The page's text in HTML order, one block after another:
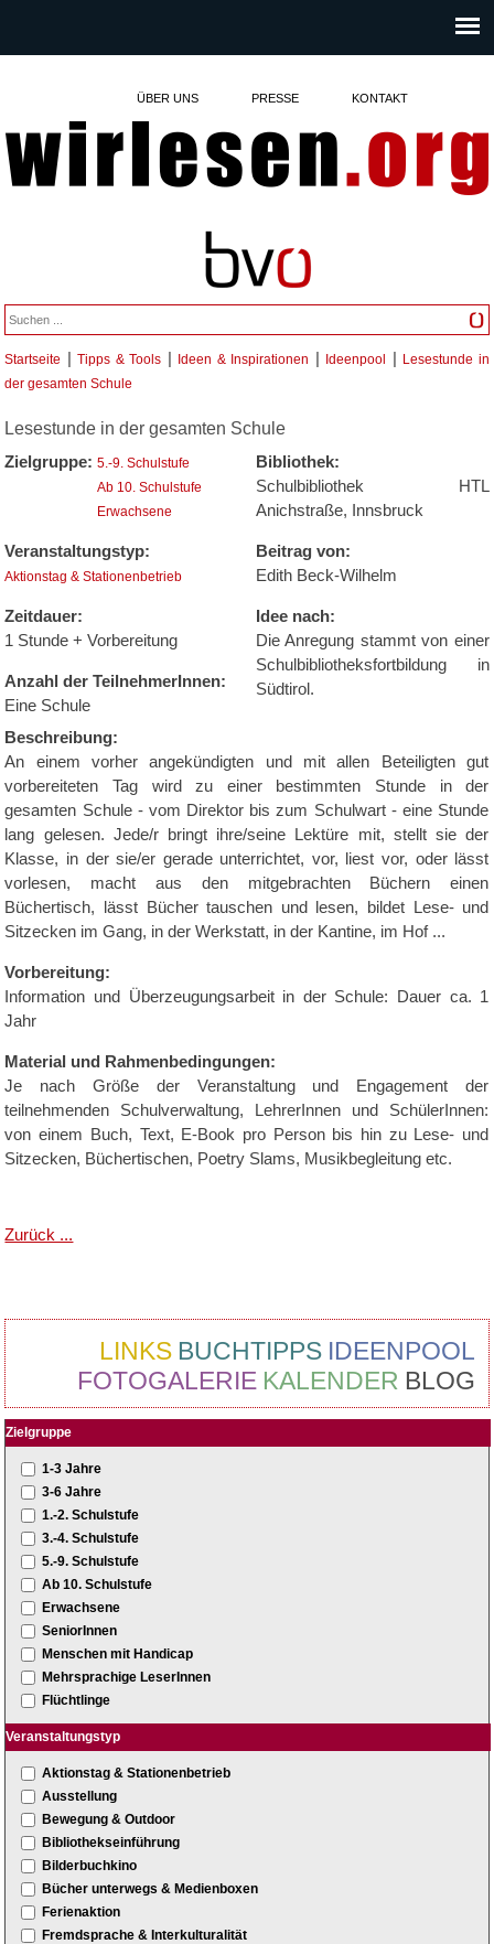
ÜBER UNS PRESSE KONTAKT
Sie sind hier
Startseite |Tipps & Tools | Ideen & Inspirationen | Ideenpool | Lesestunde in
der gesamten Schule
Lesestunde in der gesamten Schule
Zielgruppe:5.-9. Schulstufe
Ab 10. Schulstufe
Erwachsene
Veranstaltungstyp:
Aktionstag & Stationenbetrieb
Zeitdauer:
1 Stunde + Vorbereitung
Anzahl der TeilnehmerInnen:
Eine Schule
Bibliothek:
Schulbibliothek HTL
Anichstraße, Innsbruck
Beitrag von:
Edith Beck-Wilhelm
Idee nach:
Die Anregung stammt von einer
Schulbibliotheksfortbildung in
Südtirol.
Beschreibung:
An einem vorher angekündigten und mit allen Beteiligten gut
vorbereiteten Tag wird zu einer bestimmten Stunde in der
gesamten Schule - vom Direktor bis zum Schulwart - eine Stunde
lang gelesen. Jede/r bringt ihre/seine Lektüre mit, stellt sie der
Klasse, in der sie/er gerade unterrichtet, vor, liest vor, oder lässt
vorlesen, macht aus den mitgebrachten Büchern einen
Büchertisch, lässt Bücher tauschen und lesen, bildet Lese- und
Sitzecken im Gang, in der Werkstatt, in der Kantine, im Hof ...
Vorbereitung:
Information und Überzeugungsarbeit in der Schule: Dauer ca. 1
Jahr
Material und Rahmenbedingungen:
Je nach Größe der Veranstaltung und Engagement der
teilnehmenden Schulverwaltung, LehrerInnen und SchülerInnen:
von einem Buch, Text, E-Book pro Person bis hin zu Lese- und
Sitzecken, Büchertischen, Poetry Slams, Musikbegleitung etc.
Zurück ...
IDEENPOOL
BUCHTIPPS
LINKS
BLOG
KALENDER
FOTOGALERIE
Zielgruppe
1-3 Jahre
3-6 Jahre
1.-2. Schulstufe
3.-4. Schulstufe
5.-9. Schulstufe
Ab 10. Schulstufe
Erwachsene
SeniorInnen
Menschen mit Handicap
Mehrsprachige LeserInnen
Flüchtlinge
Veranstaltungstyp
Aktionstag & Stationenbetrieb
Ausstellung
Bewegung & Outdoor
Bibliothekseinführung
Bilderbuchkino
Bücher unterwegs & Medienboxen
Ferienaktion
Fremdsprache & Interkulturalität